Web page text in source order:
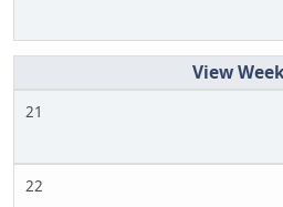
21
22